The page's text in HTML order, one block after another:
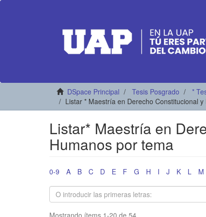
DSpace Principal Tesis Posgrado *
Listar * Maestría en Derecho Constitucional
Listar* Maestría en
Humanos por tema
0-9 A B C D E F G H I J K L M
Mostrando ítems 1-20 de 54